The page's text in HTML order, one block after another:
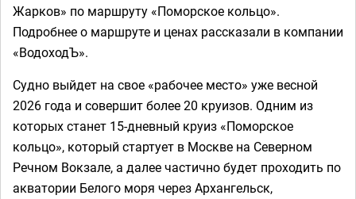
Жарков» по маршруту «Поморское кольцо».
Подробнее о маршруте и ценах рассказали в компании
«ВодоходЪ».
Судно выйдет на свое «рабочее место» уже весной
2026 года и совершит более 20 круизов. Одним из
которых станет 15-дневный круиз «Поморское
кольцо», который стартует в Москве на Северном
Речном Вокзале, а далее частично будет проходить по
акватории Белого моря через Архангельск,